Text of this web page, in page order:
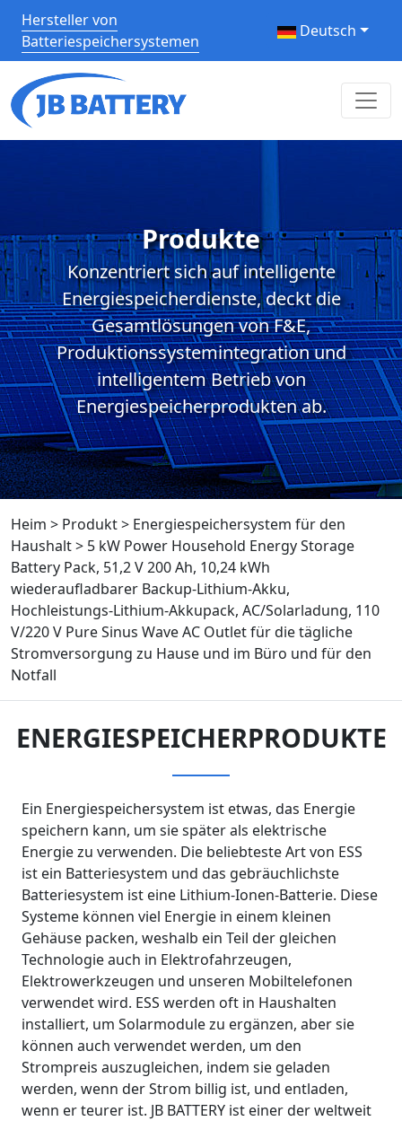
Hersteller von
Batteriespeichersystemen
Deutsch
Produkte
Konzentriert sich auf intelligente
Energiespeicherdienste, deckt die
Gesamtlösungen von F&E,
Produktionssystemintegration und
intelligentem Betrieb von
Energiespeicherprodukten ab.
Heim > Produkt> Energiespeichersystem für den
Haushalt> 5 kW Power Household Energy Storage
Battery Pack, 51,2 V 200 Ah, 10,24 kWh
wiederaufladbarer Backup-Lithium-Akku,
Hochleistungs-Lithium-Akkupack, AC/Solarladung, 110
V/220 V Pure Sinus Wave AC Outlet für die tägliche
Stromversorgung zu Hause und im Büro und für den
Notfall
ENERGIESPEICHERPRODUKTE
Ein Energiespeichersystem ist etwas, das Energie
speichern kann, um sie später als elektrische
Energie zu verwenden. Die beliebteste Art von ESS
ist ein Batteriesystem und das gebräuchlichste
Batteriesystem ist eine Lithium-Ionen-Batterie. Diese
Systeme können viel Energie in einem kleinen
Gehäuse packen, weshalb ein Teil der gleichen
Technologie auch in Elektrofahrzeugen,
Elektrowerkzeugen und unseren Mobiltelefonen
verwendet wird. ESS werden oft in Haushalten
installiert, um Solarmodule zu ergänzen, aber sie
können auch verwendet werden, um den
Strompreis auszugleichen, indem sie geladen
werden, wenn der Strom billig ist, und entladen,
wenn er teurer ist. JB BATTERY ist einer der weltweit